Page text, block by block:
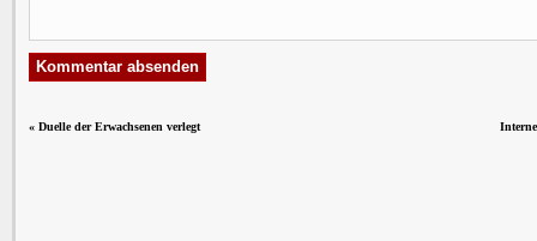
« Duelle der Erwachsenen verlegt